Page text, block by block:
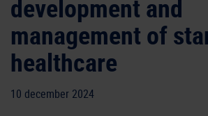
development and
management of
healthcare
10 december 2024